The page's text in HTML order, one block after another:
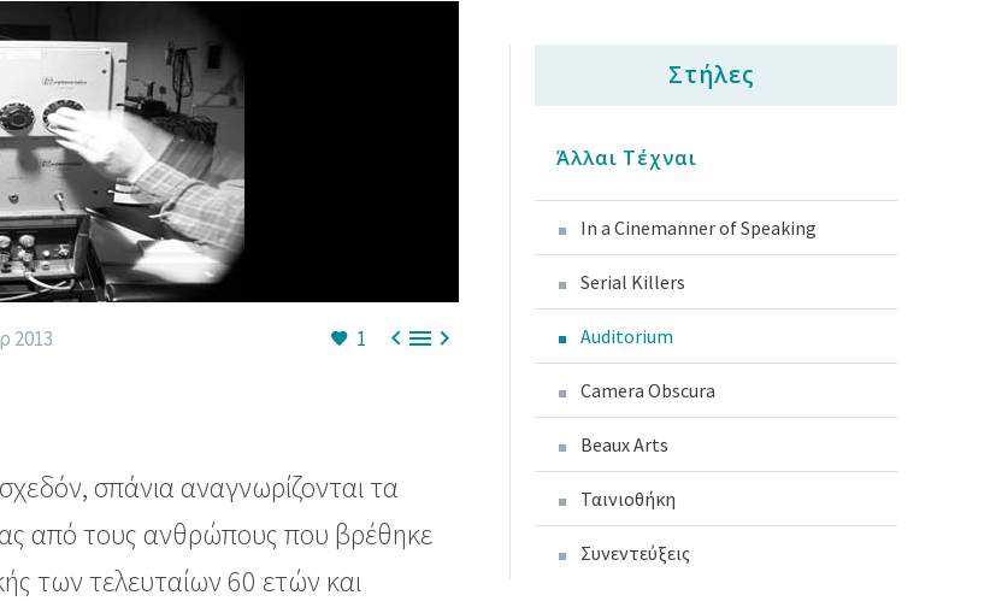
1 
2013
σπάνια αναγνωρίζονται τα
από τους ανθρώπους που βρέθηκε
των τελευταίων 60 ετών και
Στήλες
Άλλαι Τέχναι
In a Cinemanner of Speaking
Serial Killers
Auditorium
Camera Obscura
Beaux Arts
Ταινιοθήκη
Συνεντεύξεις